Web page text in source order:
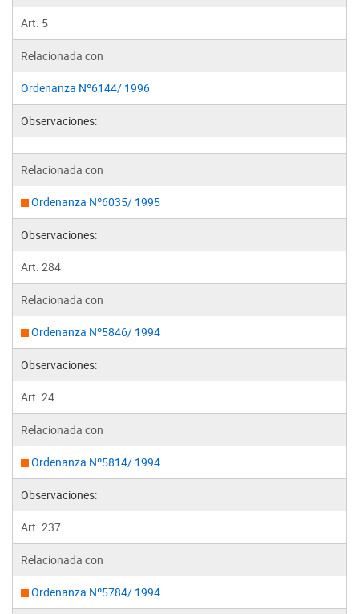
Art. 5
Relacionada con
Ordenanza Nº6144/ 1996
Observaciones:
Relacionada con
Ordenanza Nº6035/ 1995
Observaciones:
Art. 284
Relacionada con
Ordenanza Nº5846/ 1994
Observaciones:
Art. 24
Relacionada con
Ordenanza Nº5814/ 1994
Observaciones:
Art. 237
Relacionada con
Ordenanza Nº5784/ 1994